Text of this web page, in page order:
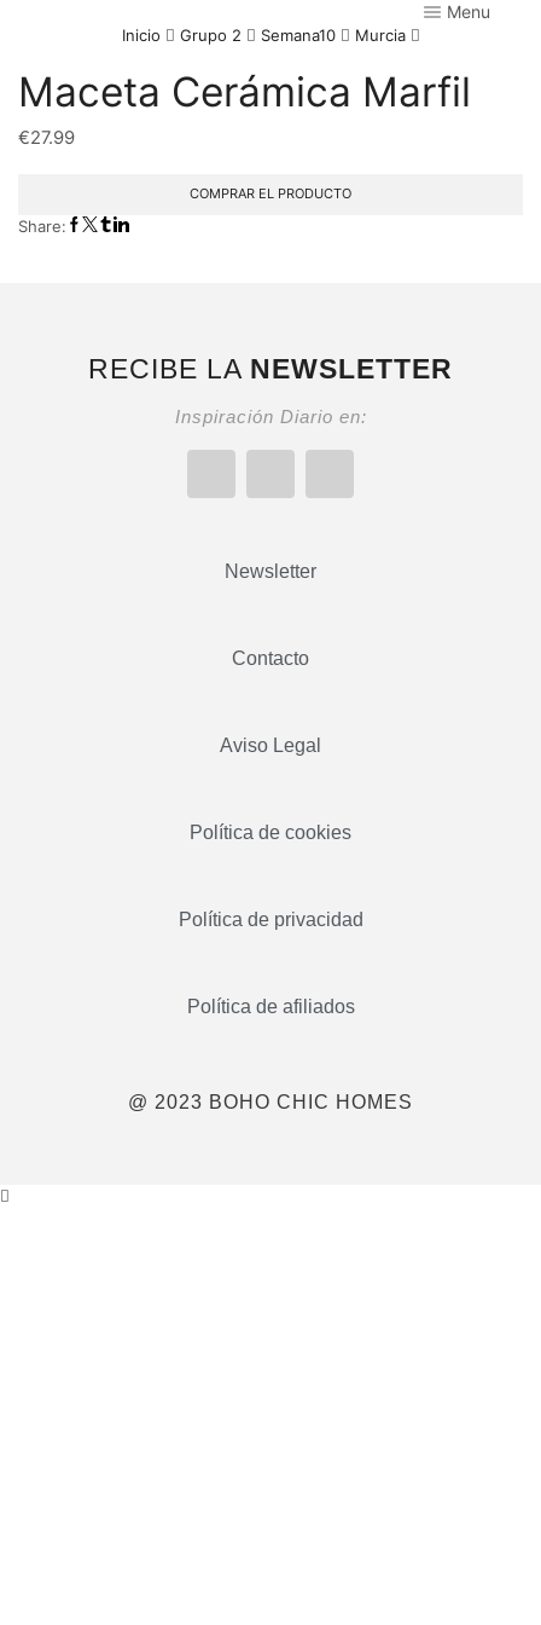
Menu
Inicio Grupo 2 Semana10 Murcia
Maceta Cerámica Marfil
€27.99
COMPRAR EL PRODUCTO
Share:
RECIBE LA NEWSLETTER
Inspiración Diario en:
Newsletter
Contacto
Aviso Legal
Política de cookies
Política de privacidad
Política de afiliados
@ 2023 BOHO CHIC HOMES